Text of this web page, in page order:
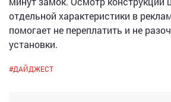
отдельной характеристики в
помогает не переплатить и не
установки.
#ДАЙДЖЕСТ